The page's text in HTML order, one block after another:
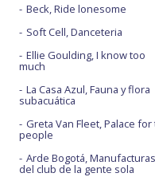
Beck, Ride lonesome
Soft Cell, Danceteria
Ellie Goulding, I know too
much
La Casa Azul, Fauna y flora
subacuática
Greta Van Fleet, Palace for
people
Arde Bogotá, Manufacturas
del club de la gente sola